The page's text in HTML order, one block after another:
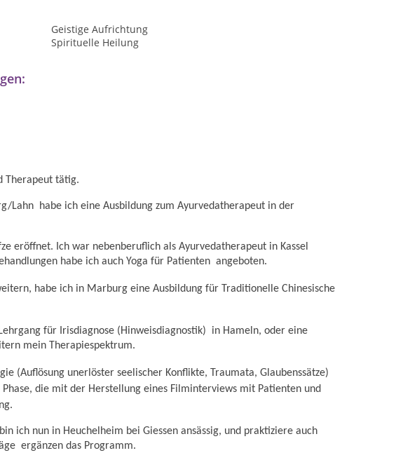
Geistige Aufrichtung
Spirituelle Heilung
Therapeut tätig.
Lahn habe ich eine Ausbildung zum Ayurvedatherapeut in der
eröffnet. Ich war nebenberuflich als Ayurvedatherapeut in Kassel
habe ich auch Yoga für Patienten angeboten.
habe ich in Marburg eine Ausbildung für Traditionelle Chinesische
für Irisdiagnose (Hinweisdiagnostik) in Hameln, oder eine
mein Therapiespektrum.
(Auflösung unerlöster seelischer Konflikte, Traumata, Glaubenssätze)
die mit der Herstellung eines Filminterviews mit Patienten und
ich nun in Heuchelheim bei Giessen ansässig, und praktiziere auch
ergänzen das Programm.